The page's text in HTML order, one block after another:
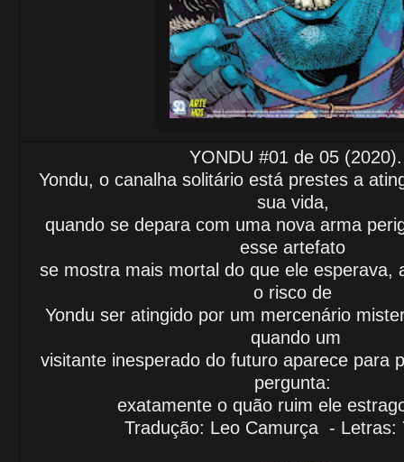
YONDU #01 de 05 (2020).
Yondu, o canalha solitário está prestes a
sua vida,
quando se depara com uma nova arma
esse artefato
se mostra mais mortal do que ele esperava,
o risco de
Yondu ser atingido por um mercenário
quando um
visitante inesperado do futuro aparece para
pergunta:
exatamente o quão ruim ele
Tradução: Leo Camurça - Letras: